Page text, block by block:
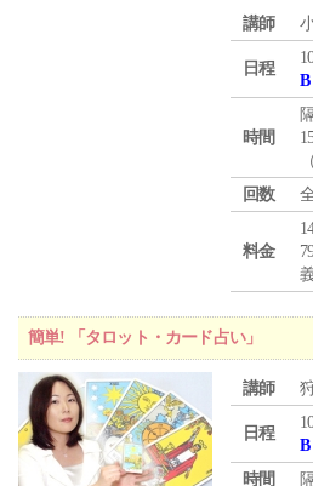
講師
日程
B
時間
回数
料金
簡単! 「タロット・カード占い」
講師
日程
B
時間